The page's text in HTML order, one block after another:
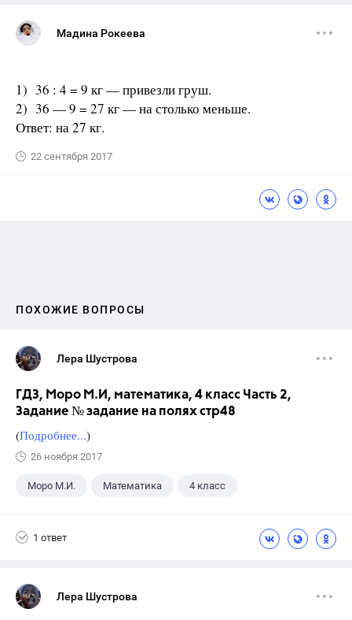
Мадина Рокеева
1) 36 : 4 = 9 кг — привезли груш.
2) 36 — 9 = 27 кг — на столько меньше.
Ответ: на 27 кг.
22 сентября 2017
ПОХОЖИЕ ВОПРОСЫ
Лера Шустрова
ГДЗ, Моро М.И, математика, 4 класс Часть 2,
Задание № задание на полях стр48
(Подробнее...)
26 ноября 2017
Моро М.И. Математика 4 класс
1 ответ
Лера Шустрова